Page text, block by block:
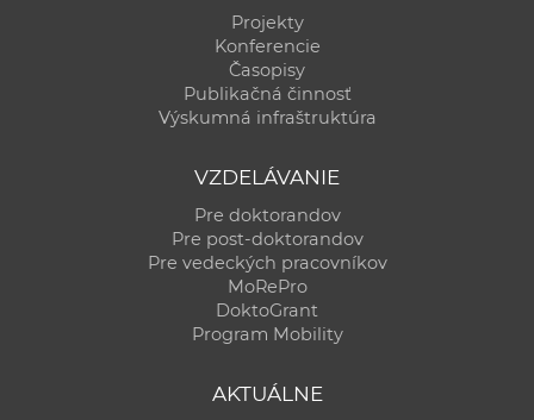
Projekty
Konferencie
Časopisy
Publikačná činnosť
Výskumná infraštruktúra
VZDELÁVANIE
Pre doktorandov
Pre post-doktorandov
Pre vedeckých pracovníkov
MoRePro
DoktoGrant
Program Mobility
AKTUÁLNE